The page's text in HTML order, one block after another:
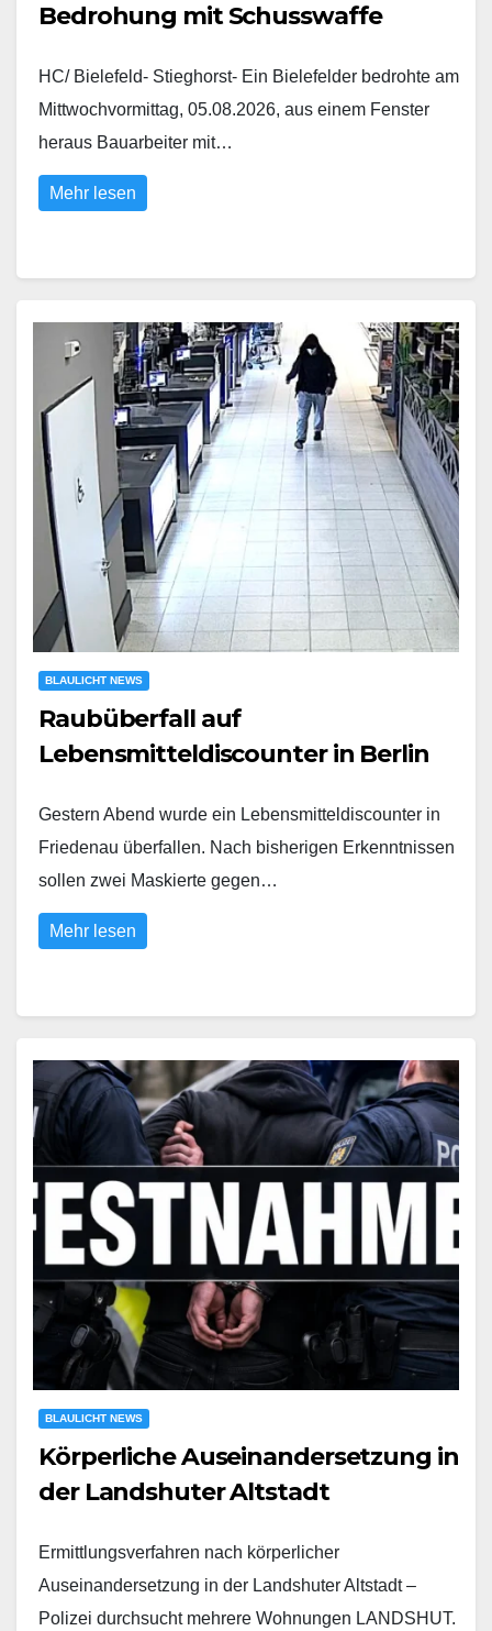
Bedrohung mit Schusswaffe
HC/ Bielefeld- Stieghorst- Ein Bielefelder bedrohte am
Mittwochvormittag, 05.08.2026, aus einem Fenster
heraus Bauarbeiter mit…
Mehr lesen
BLAULICHT NEWS
Raubüberfall auf
Lebensmitteldiscounter in Berlin
Gestern Abend wurde ein Lebensmitteldiscounter in
Friedenau überfallen. Nach bisherigen Erkenntnissen
sollen zwei Maskierte gegen…
Mehr lesen
BLAULICHT NEWS
Körperliche Auseinandersetzung in
der Landshuter Altstadt
Ermittlungsverfahren nach körperlicher
Auseinandersetzung in der Landshuter Altstadt –
Polizei durchsucht mehrere Wohnungen LANDSHUT.